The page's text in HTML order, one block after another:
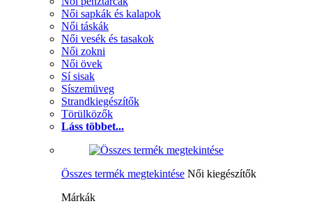
Női sapkák és kalapok
Női táskák
Női vesék és tasakok
Női zokni
Női övek
Sí sisak
Síszemüveg
Strandkiegészítők
Törülközők
Láss többet...
Összes termék megtekintése Női kiegészítők
Márkák